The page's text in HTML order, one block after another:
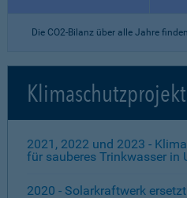
Die CO2-Bilanz über alle Jahre
2021, 2022 und 2023 -
für sauberes Trinkwasser in
2020 - Solarkraftwerk